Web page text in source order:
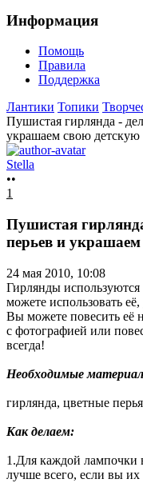
Информация
Помощь
Правила
Поддержка
Лантики Топики
Пушистая гирлянда -
украшаем свою детскую
Stella
••
1
Пушистая
перьев и
24 мая 2010, 10:08
Гирлянды
можете использовать
Вы можете повесить её
с фотографией или
всегда!
Необходимые
гирлянда, цветные
Как делаем:
1.Для каждой лампочки
лучше всего, если вы